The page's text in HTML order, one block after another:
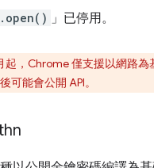
」已停用。
起，Chrome 僅支援以網路
可能會公開 API。